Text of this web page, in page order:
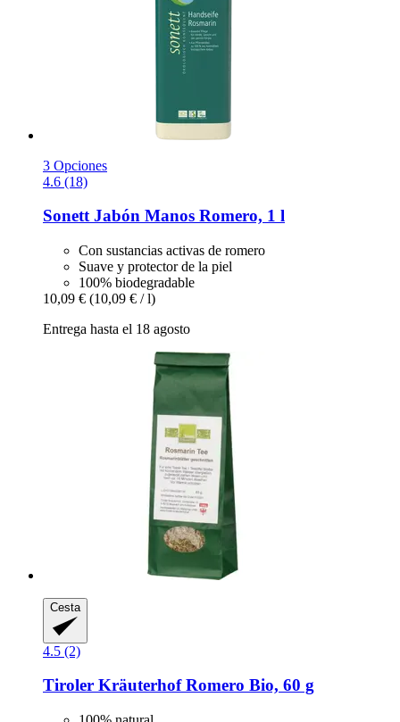
3 Opciones
4.6 (18)
SonettJabón Manos Romero, 1 l
Con sustancias activas de romero
Suave y protector de la piel
100% biodegradable
10,09 € (10,09 € / l)
Entrega hasta el 18 agosto
Cesta
4.5 (2)
Tiroler KräuterhofRomero Bio, 60 g